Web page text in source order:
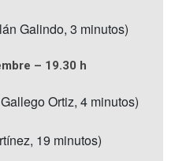
Galindo, 3 minutos)
– 19.30 h
Ortiz, 4 minutos)
19 minutos)